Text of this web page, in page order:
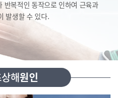
반복적인 동작으로 인하여 근육과
발생할 수 있다.
해원인